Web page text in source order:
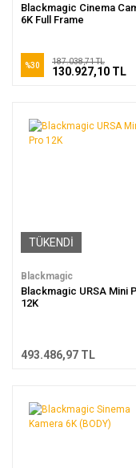
Blackmagic Cinema
6K Full Frame
%30 187.038,71 TL
130.927,10 TL
TÜKENDİ
Blackmagic
Blackmagic URSA Mini
12K
493.486,97 TL